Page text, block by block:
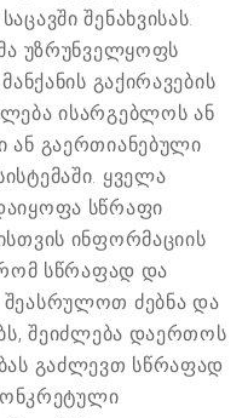
შენახვისას.
უზრუნველყოფს
გაქირავების
ისარგებლოს ან
ან გაერთიანებული
ყველა
სწრაფი
ინფორმაციის
რომ სწრაფად და
ძებნა და
შეიძლება დაერთოს
გაძლევთ სწრაფად